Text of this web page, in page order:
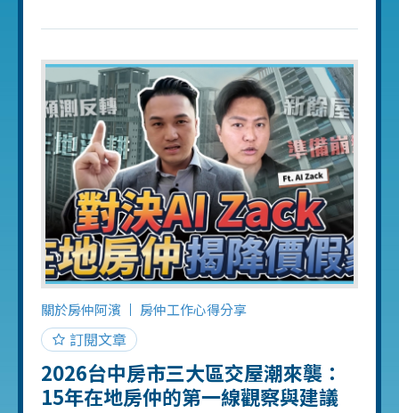
營店、150 人團隊，經手超過 300 組成交。 今
想知道」的角度，分享委託賣房之前你必須知
道的 5 件事。 第一件事：先搞清楚你的房子值
多少錢 很多屋主委託之前連行情都沒查就開
價，最常見的結果就是：開太高沒人看，半年
後急降價反而賣更低。 正確做法是先釐清三個
數字： 近一年同社區最高成交價 平均成交價 最
低成交價 你可以自己上實價登錄查，也可以找
專業房仲幫你做行情分析。重點是，你要先有
「錨點」再開價，而不是憑感覺。 第二件事：
選仲介看的不是品牌，是那個人 台中房仲品牌
超過 20 家，但真正幫你成交的不是品牌，是那
個負責你案件的業務員。你應該觀察的是： 他
關於房仲阿濱 房仲工作心得分享
訂閱文章
2026台中房市三大區交屋潮來襲：
15年在地房仲的第一線觀察與建議